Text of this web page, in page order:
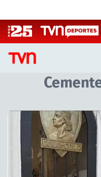
CASTING MASTERCHEF
CASTING TVN VERTICAL
TVN VERTICAL
TVN PLAY
Artículos relacionados con